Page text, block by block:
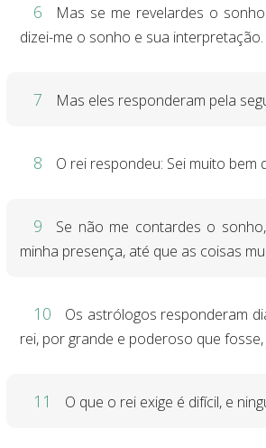
6
Mas se me revelardes o
dizei-me o sonho e sua interpretação.
7 Mas eles responderam pela
8 O rei respondeu: Sei muito
9
Se não me contardes o
minha presença, até que as coisas
10
Os astrólogos responderam
rei, por grande e poderoso que
11 O que o rei exige é difícil, e